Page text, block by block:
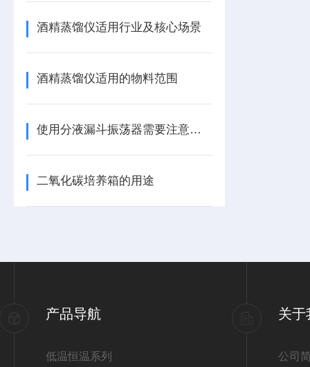
酒精蒸馏仪适用行业及核心场景
酒精蒸馏仪适用的物料范围
使用分液漏斗振荡器需要注意的细节有哪些？
二氧化碳培养箱的用途
产品导航
低温恒温系列
关于
公司